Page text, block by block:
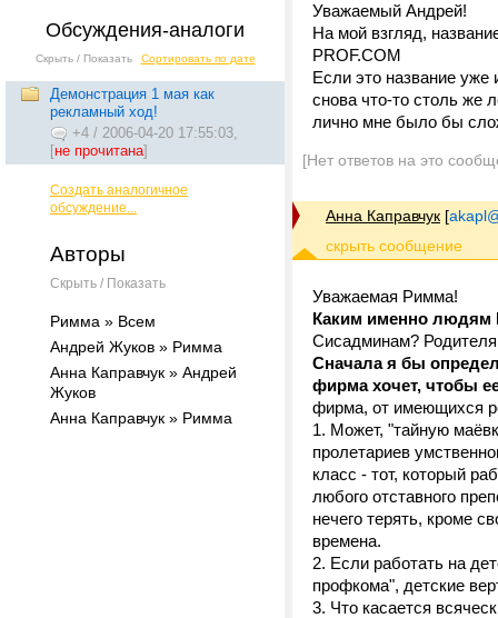
Обсуждения-аналоги
Скрыть / Показать Сортировать по дате
Демонстрация 1 мая как
рекламный ход!
+4 / 2006-04-20 17:55:03,
[не прочитана]
Создать аналогичное
обсуждение...
Авторы
Скрыть / Показать
Римма » Всем
Андрей Жуков » Римма
Анна Каправчук » Андрей
Жуков
Анна Каправчук » Римма
Уважаемый Андрей!
На мой взгляд,
PROF.COM
Если это название уже
снова что-то столь же
лично мне было бы
[Нет ответов на это
Анна Каправчук [
Уважаемая Римма!
Каким именно людям
Сисадминам?
Сначала я бы
фирма хочет, чтобы
фирма, от имеющихся
1. Может, "тайную
пролетариев
класс - тот, который
любого отставного
нечего терять, кроме
времена.
2. Если работать на
профкома", детские
3. Что касается